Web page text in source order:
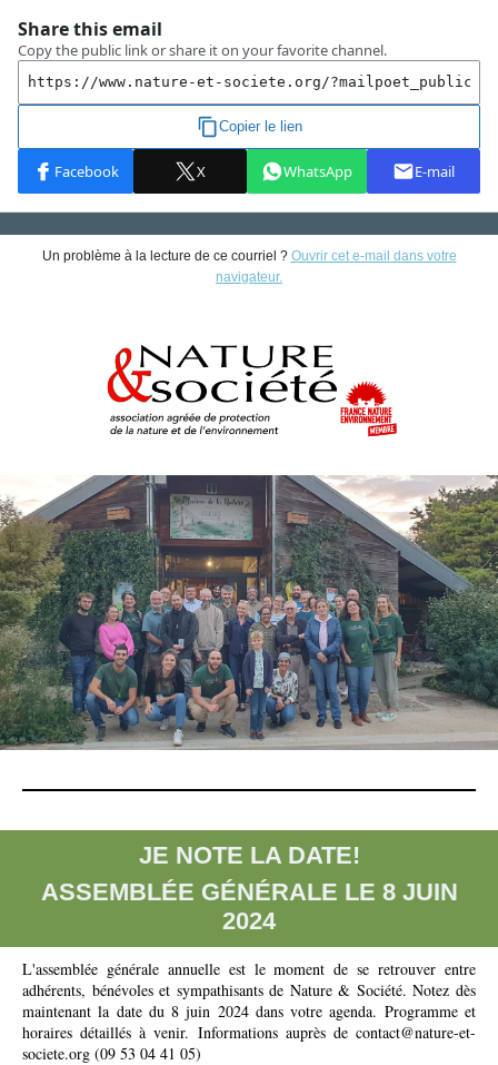
Un problème à la lecture de ce courriel ? Ouvrir cet e-mail dans votre
navigateur.
JE NOTE LA DATE!
ASSEMBLÉE GÉNÉRALE LE 8 JUIN
2024
L'assemblée générale annuelle est le moment de se retrouver entre
adhérents, bénévoles et sympathisants de Nature & Société. Notez dès
maintenant la date du 8 juin 2024 dans votre agenda. Programme et
horaires détaillés à venir. Informations auprès de contact@nature-et-
societe.org (09 53 04 41 05)